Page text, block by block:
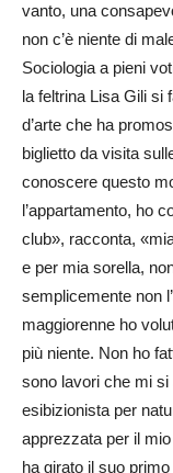
vanto, una
non c’è niente di
Sociologia a pieni
la feltrina Lisa Gili si
d’arte che ha
biglietto da visita
conoscere questo
l’appartamento, ho
club», racconta,
e per mia sorella,
semplicemente non
maggiorenne ho
più niente. Non ho
sono lavori che mi
esibizionista per
apprezzata per il
ha girato il suo